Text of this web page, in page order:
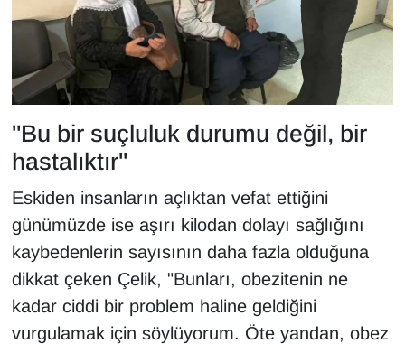
"Bu bir suçluluk durumu değil, bir
hastalıktır"
Eskiden insanların açlıktan vefat ettiğini
günümüzde ise aşırı kilodan dolayı sağlığını
kaybedenlerin sayısının daha fazla olduğuna
dikkat çeken Çelik, "Bunları, obezitenin ne
kadar ciddi bir problem haline geldiğini
vurgulamak için söylüyorum. Öte yandan, obez